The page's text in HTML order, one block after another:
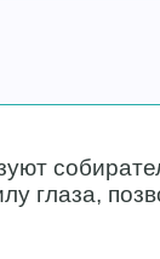
глаза,